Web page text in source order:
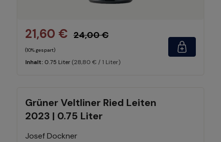
21,60 € 24,00 €
(10% gespart)
Inhalt: 0.75 Liter (28,80 € / 1 Liter)
Grüner Veltliner Ried Leiten
2023 | 0.75 Liter
Josef Dockner